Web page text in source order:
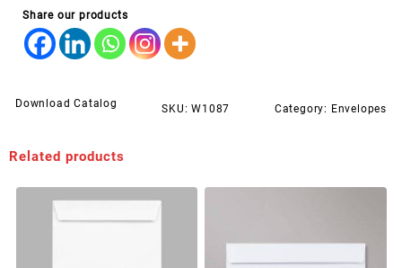
Share our products
Download Catalog SKU:W1087 Category: Envelopes
Related products